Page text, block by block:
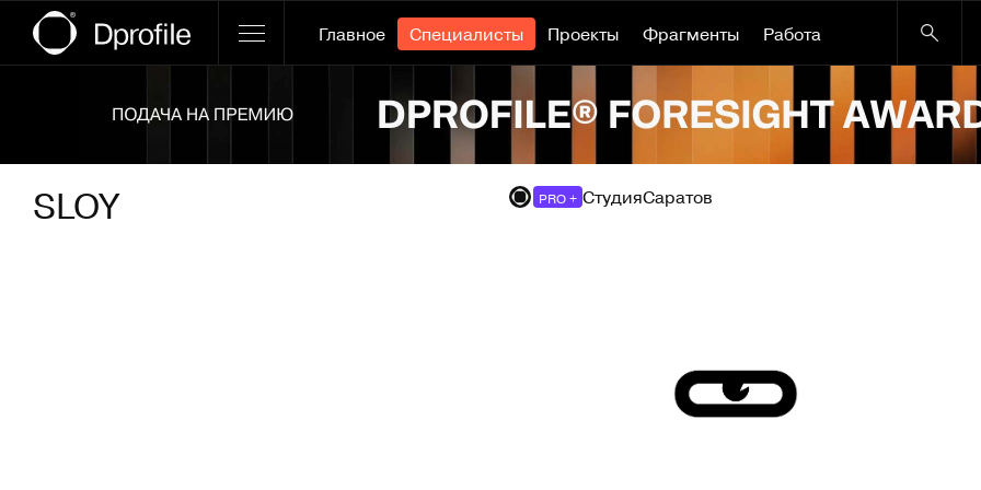
Главное Специалисты Проекты Фрагменты Работа
SLOY PRO + СтудияСаратов